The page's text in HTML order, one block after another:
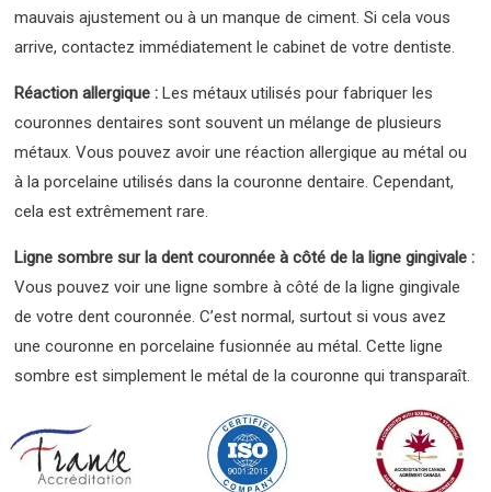
mauvais ajustement ou à un manque de ciment. Si cela vous
arrive, contactez immédiatement le cabinet de votre dentiste.
Réaction allergique : Les métaux utilisés pour fabriquer les
couronnes dentaires sont souvent un mélange de plusieurs
métaux. Vous pouvez avoir une réaction allergique au métal ou
à la porcelaine utilisés dans la couronne dentaire. Cependant,
cela est extrêmement rare.
Ligne sombre sur la dent couronnée à côté de la ligne gingivale :
Vous pouvez voir une ligne sombre à côté de la ligne gingivale
de votre dent couronnée. C’est normal, surtout si vous avez
une couronne en porcelaine fusionnée au métal. Cette ligne
sombre est simplement le métal de la couronne qui transparaît.